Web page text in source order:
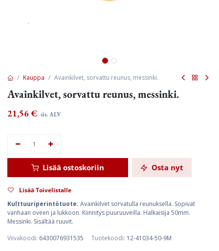
Kauppa Avainkilvet, sorvattu reunus, messinki.
Avainkilvet, sorvattu reunus, messinki.
21,56€ sis. ALV
Lisää ostoskoriin Osta nyt
Lisää Toivelistalle
Kulttuuriperintötuote. Avainkilvet sorvatulla reunuksella. Sopivat
vanhaan oveen ja lukkoon. Kiinnitys puuruuveilla. Halkaisija 50mm.
Messinki. Sisältää ruuvit.
Viivakoodi: 6430076931535 Tuotekoodi: 12-41034-50-9M